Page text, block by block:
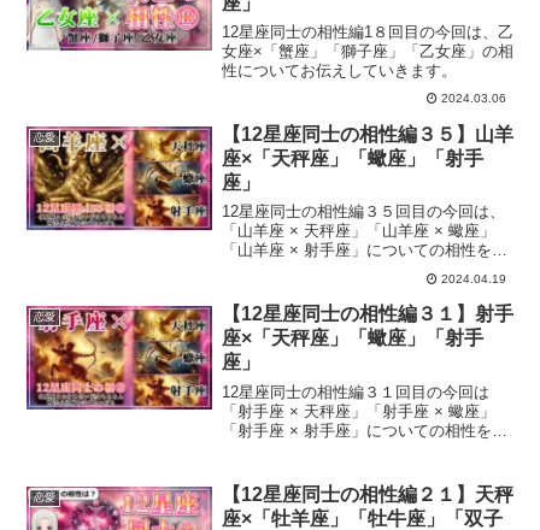
12星座同士の相性編1８回目の今回は、乙
女座×「蟹座」「獅子座」「乙女座」の相
性についてお伝えしていきます。
2024.03.06
恋愛
【12星座同士の相性編３５】山羊
座×「天秤座」「蠍座」「射手
座」
12星座同士の相性編３５回目の今回は、
「山羊座 × 天秤座」「山羊座 × 蠍座」
「山羊座 × 射手座」についての相性をお
2024.04.19
恋愛
【12星座同士の相性編３１】射手
座×「天秤座」「蠍座」「射手
座」
12星座同士の相性編３１回目の今回は
「射手座 × 天秤座」「射手座 × 蠍座」
「射手座 × 射手座」についての相性をお
恋愛
【12星座同士の相性編２１】天秤
座×「牡羊座」「牡牛座」「双子